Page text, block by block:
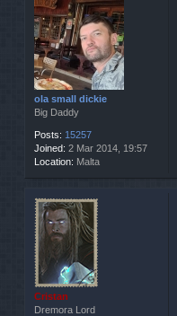
ola small dickie
Big Daddy
Posts: 15257
Joined: 2 Mar 2014, 19:57
Location: Malta
Cristan
Dremora Lord